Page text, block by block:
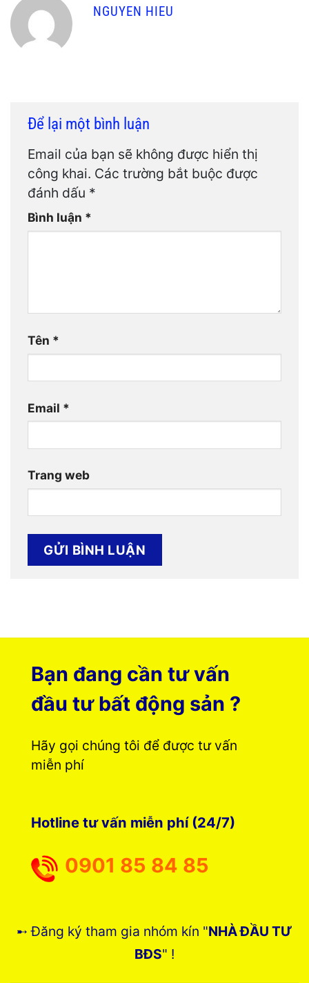
NGUYEN HIEU
Để lại một bình luận
Email của bạn sẽ không được hiển thị
công khai. Các trường bắt buộc được
đánh dấu *
Bình luận *
Tên *
Email *
Trang web
Bạn đang cần tư vấn
đầu tư bất động sản ?
Hãy gọi chúng tôi để được tư vấn
miễn phí
Hotline tư vấn miễn phí (24/7)
0901 85 84 85
➸ Đăng ký tham gia nhóm kín "NHÀ ĐẦU TƯ
BĐS" !